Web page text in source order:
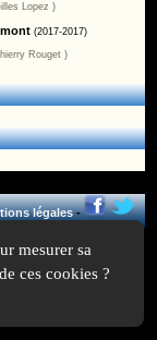
Lopez )
(2017-2017)
Rouget )
légales-
mesurer sa
ces cookies ?